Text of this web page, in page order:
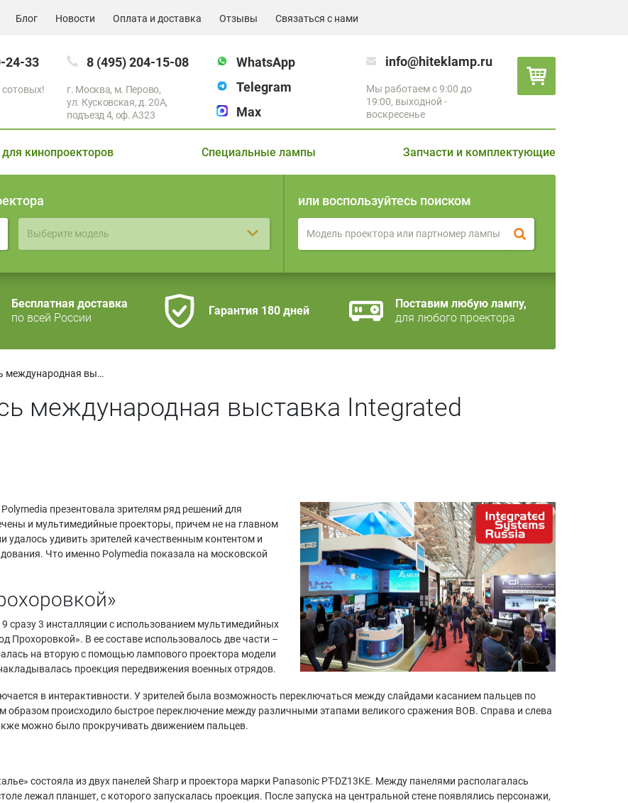
Блог Новости Оплата и доставка Отзывы Связаться с нами
24-33
сотовых!
8 (495) 204-15-08
г. Москва, м. Перово,
ул. Кусковская, д. 20А,
подъезд 4, оф. A323
WhatsApp
Telegram
Max
info@hiteklamp.ru
Мы работаем с 9:00 до
19:00, выходной -
воскресенье
кинопроекторов Специальные лампы Запчасти и комплектующие
Выберите модель
или воспользуйтесь поиском
Бесплатная доставка
по всей России
Гарантия 180 дней
Поставим любую лампу,
для любого проектора
В Москве завершилась международная выставка Integrated Systems Russia 2019
международная выставка Integrated
презентовала зрителям ряд решений для
и мультимедийные проекторы, причем не на главном
удалось удивить зрителей качественным контентом и
Что именно Polymedia показала на московской
сразу 3 инсталляции с использованием мультимедийных
Прохоровкой». В ее составе использовалось две части –
на вторую с помощью лампового проектора модели
проекция передвижения военных отрядов.
в интерактивности. У зрителей была возможность переключаться между слайдами касанием пальцев по
образом происходило быстрое переключение между различными этапами великого сражения ВОВ. Справа и слева
можно было прокручивать движением пальцев.
состояла из двух панелей Sharp и проектора марки Panasonic PT-DZ13KE. Между панелями располагалась
лежал планшет, с которого запускалась проекция. После запуска на центральной стене появлялись персонажи,